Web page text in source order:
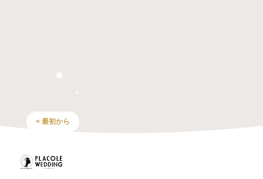
< 最初から